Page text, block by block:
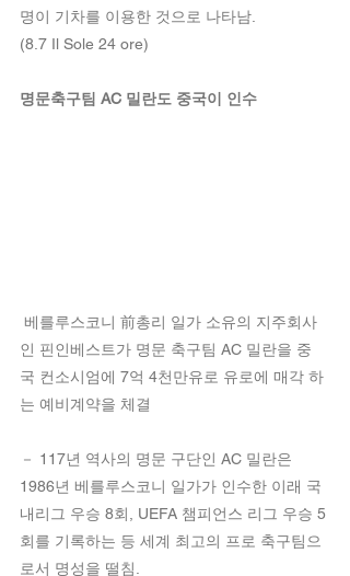
명이 기차를 이용한 것으로 나타남.
(8.7 Il Sole 24 ore)
명문축구팀 AC 밀란도 중국이 인수
인 핀인베스트가 명문 축구팀 AC 밀란을 중
국 컨소시엄에 7억 4천만유로 유로에 매각 하
는 예비계약을 체결
－ 117년 역사의 명문 구단인 AC 밀란은
1986년 베를루스코니 일가가 인수한 이래 국
내리그 우승 8회, UEFA 챔피언스 리그 우승 5
회를 기록하는 등 세계 최고의 프로 축구팀으
로서 명성을 떨침.